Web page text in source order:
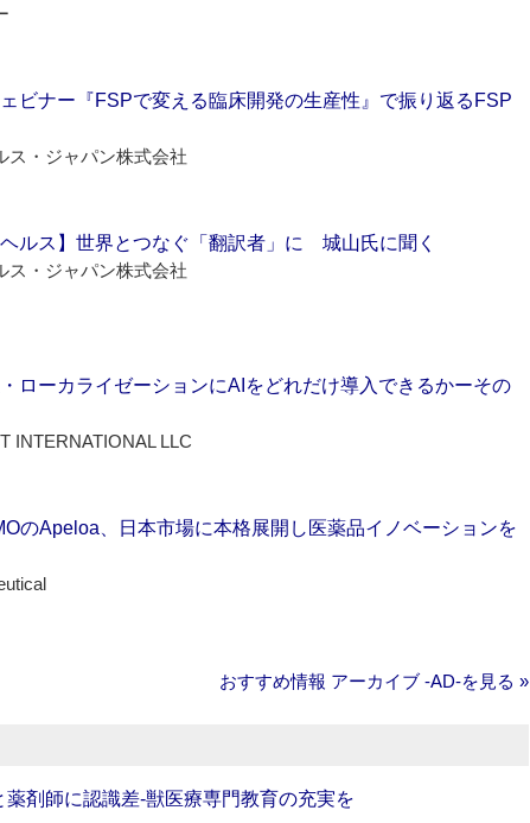
ェビナー『FSPで変える臨床開発の生産性』で振り返るFSP
ス・ジャパン株式会社
ヘルス】世界とつなぐ「翻訳者」に 城山氏に聞く
ス・ジャパン株式会社
ローカライゼーションにAIをどれだけ導入できるかーその
INTERNATIONAL LLC
のApeloa、日本市場に本格展開し医薬品イノベーションを
おすすめ情報 アーカイブ ‐AD‐を見る »
薬剤師に認識差‐獣医療専門教育の充実を